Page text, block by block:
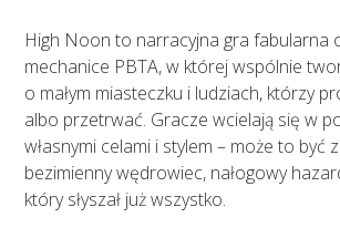
High Noon to narracyjna gra fabularna
mechanice PBTA, w której wspólnie
o małym miasteczku i ludziach, którzy
albo przetrwać. Gracze wcielają się w
własnymi celami i stylem – może to być
bezimienny wędrowiec, nałogowy
który słyszał już wszystko.